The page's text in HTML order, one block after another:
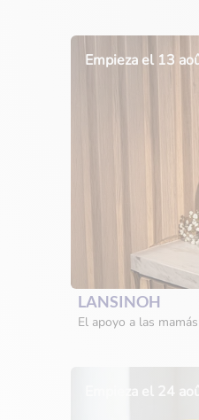
Empieza el 13
LANSINOH
El apoyo a las
Empieza el 24